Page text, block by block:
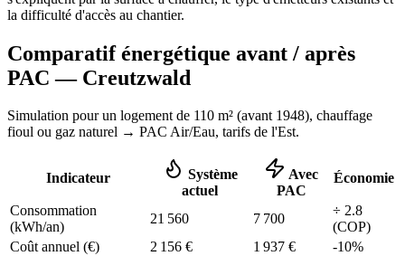
la difficulté d'accès au chantier.
Comparatif énergétique avant / après
PAC — Creutzwald
Simulation pour un logement de 110 m² (avant 1948), chauffage
fioul ou gaz naturel → PAC Air/Eau, tarifs de l'Est.
Indicateur
Système
actuel
Avec
PAC
Économie
Consommation
(kWh/an)
21 560 7 700
÷ 2.8
(COP)
Coût annuel (€)
2 156 € 1 937 € -10%